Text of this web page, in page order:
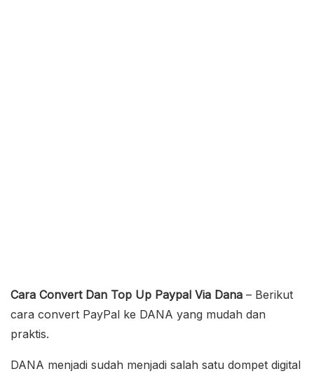
Cara Convert Dan Top Up Paypal Via Dana – Berikut
cara convert PayPal ke DANA yang mudah dan
praktis.
DANA menjadi sudah menjadi salah satu dompet digital